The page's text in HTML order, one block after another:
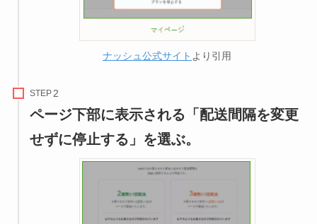
ナッシュ公式サイト より引用
STEP
ページ下部に表示される「配送間隔を変更
せずに停止する」を選ぶ。